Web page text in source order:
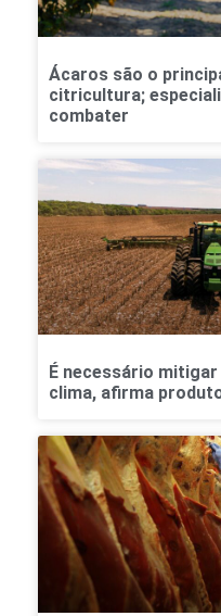
Ácaros são o
citricultura;
combater
É necessário
clima, afirma